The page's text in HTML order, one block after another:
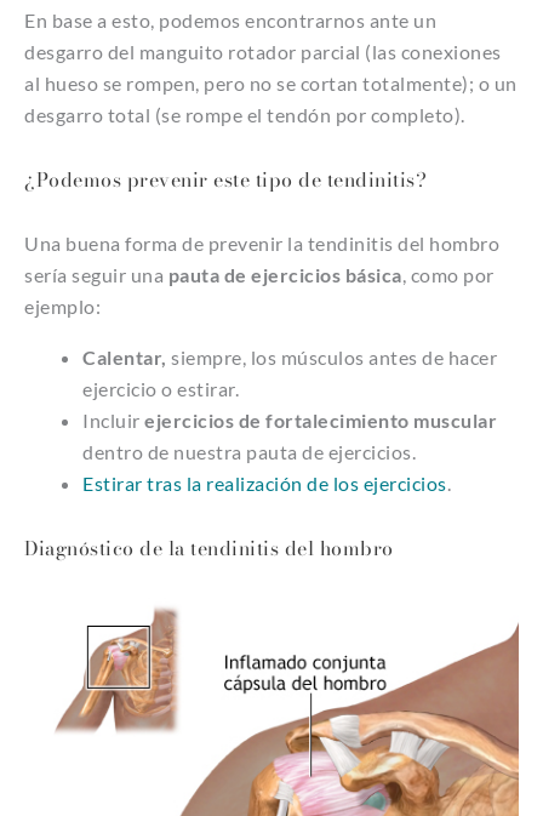
En base a esto, podemos encontrarnos ante un
desgarro del manguito rotador parcial (las conexiones
al hueso se rompen, pero no se cortan totalmente); o un
desgarro total (se rompe el tendón por completo).
¿Podemos prevenir este tipo de tendinitis?
Una buena forma de prevenir la tendinitis del hombro
sería seguir una pauta de ejercicios básica, como por
ejemplo:
Calentar, siempre, los músculos antes de hacer
ejercicio o estirar.
Incluir ejercicios de fortalecimiento muscular
dentro de nuestra pauta de ejercicios.
Estirar tras la realización de los ejercicios.
Diagnóstico de la tendinitis del hombro